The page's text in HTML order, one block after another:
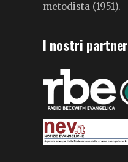
metodista (1951).
I nostri partner